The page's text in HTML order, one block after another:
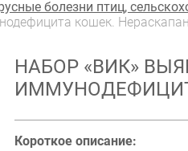
болезни птиц,
кошек.
НАБОР «ВИК»
Короткое описание: